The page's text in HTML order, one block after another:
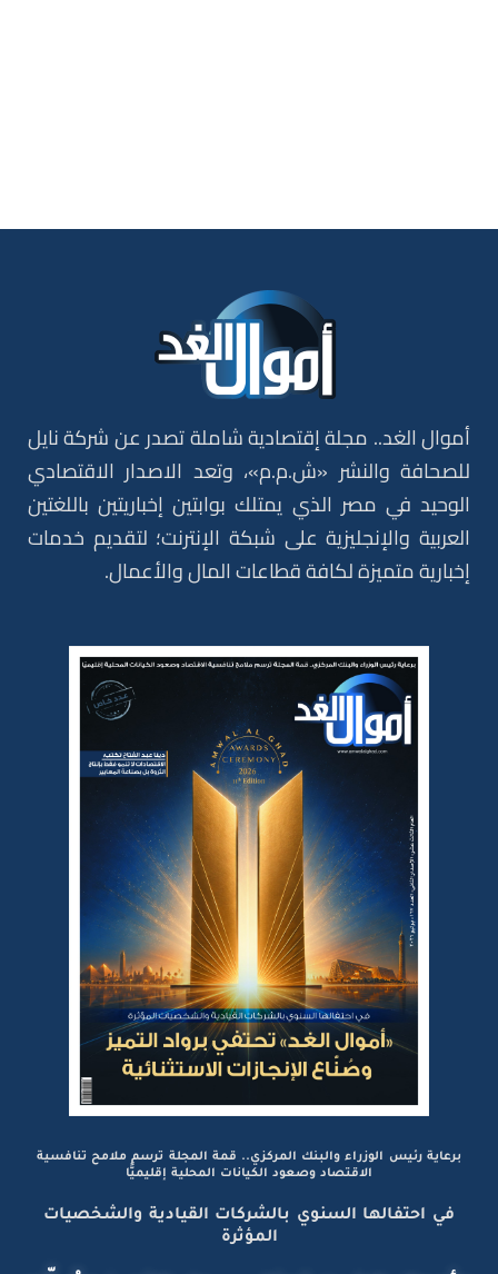
أموال الغد.. مجلة إقتصادية شاملة تصدر عن شركة نايل
للصحافة والنشر «ش.م.م»، وتعد الاصدار الاقتصادي
الوحيد في مصر الذي يمتلك بوابتين إخباريتين باللغتين
العربية والإنجليزية على شبكة الإنترنت؛ لتقديم خدمات
إخبارية متميزة لكافة قطاعات المال والأعمال.
برعاية رئيس الوزراء والبنك المركزي.. قمة المجلة ترسم ملامح تنافسية
الاقتصاد وصعود الكيانات المحلية إقليميًّا
في احتفالها السنوي بالشركات القيادية والشخصيات
المؤثرة